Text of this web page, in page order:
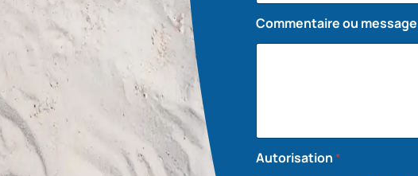
Commentaire ou message
Autorisation*